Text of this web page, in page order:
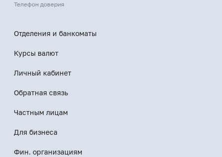
Телефон доверия
Отделения и банкоматы
Курсы валют
Личный кабинет
Обратная связь
Частным лицам
Для бизнеса
Фин. организациям